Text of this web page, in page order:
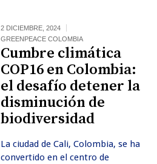
2 DICIEMBRE, 2024
GREENPEACE COLOMBIA
Cumbre climática
COP16 en Colombia:
el desafío detener la
disminución de
biodiversidad
La ciudad de Cali, Colombia, se ha
convertido en el centro de